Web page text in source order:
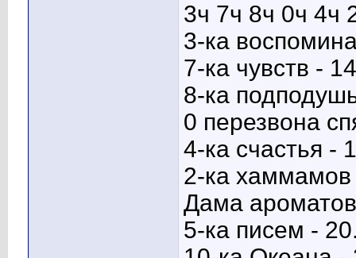
3ч 7ч 8ч 0ч 4ч
3-ка
7-ка чувств -
8-ка
0 перезвона
4-ка счастья -
2-ка хаммамов
Дама
5-ка писем -